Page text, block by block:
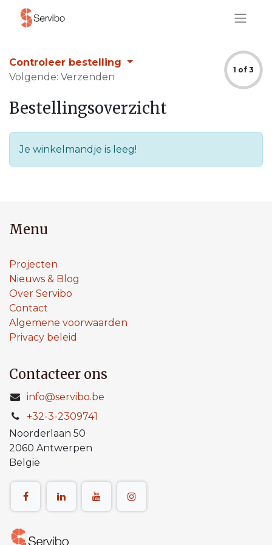
Controleer bestelling
Volgende: Verzenden
1 of 3
Bestellingsoverzicht
Je winkelmandje is leeg!
Menu
Projecten
Nieuws & Blog
Over Servibo
Contact
Algemene voorwaarden
Privacy beleid
Contacteer ons
info@servibo.be
+32-3-2309741
Noorderlaan 50
2060 Antwerpen
België